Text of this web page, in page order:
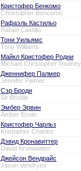
Кристофер Бенкомо
Christopher Bencomo
Рафаэль Кастильо
Rafael Castillo
Тони Уильямс
Tony Williams
Майкл Кристофер Родни
Michael Christopher Rodney
Дженнифер Палмер
Jennifer Palmer
Сэр Броди
Sir Brodie
Эмбер Эрвин
Amber Erwin
Кристофер Чарльз
Kristopher Charles
Дэвид Кронавиттер
David Kronawitter
Джейсон Вендрайс
Jason Vendryes